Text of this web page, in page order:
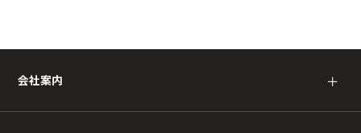
会社案内 ＋